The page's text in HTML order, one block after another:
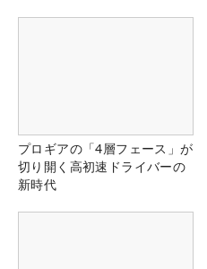
プロギアの「4層フェース」が
切り開く高初速ドライバーの
新時代